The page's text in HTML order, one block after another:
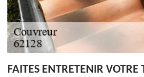
FAITES ENTRETENIR VOTRE